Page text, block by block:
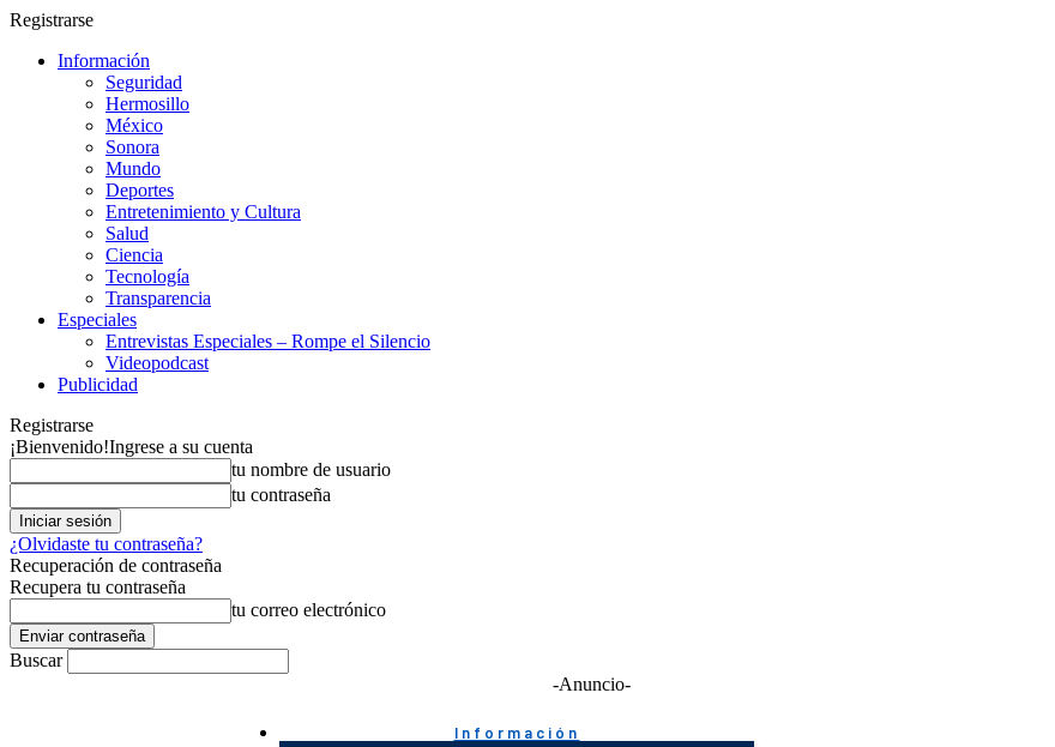
Registrarse
Información
Seguridad
Hermosillo
México
Sonora
Mundo
Deportes
Entretenimiento y Cultura
Salud
Ciencia
Tecnología
Transparencia
Especiales
Entrevistas Especiales – Rompe el Silencio
Videopodcast
Publicidad
Registrarse
¡Bienvenido!Ingrese a su cuenta
tu nombre de usuario
tu contraseña
¿Olvidaste tu contraseña?
Recuperación de contraseña
Recupera tu contraseña
tu correo electrónico
Buscar
-Anuncio-
Información